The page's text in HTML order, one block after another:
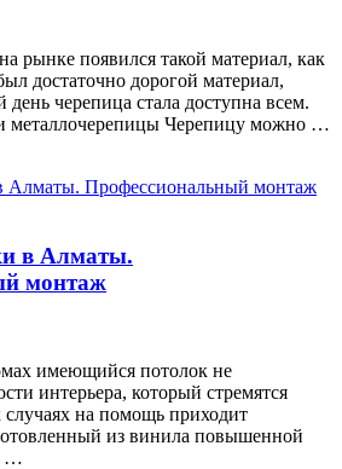
рынке появился такой материал, как
достаточно дорогой материал,
черепица стала доступна всем.
металлочерепицы Черепицу можно …
в Алматы.
монтаж
имеющийся потолок не
интерьера, который стремятся
случаях на помощь приходит
из винила повышенной
…